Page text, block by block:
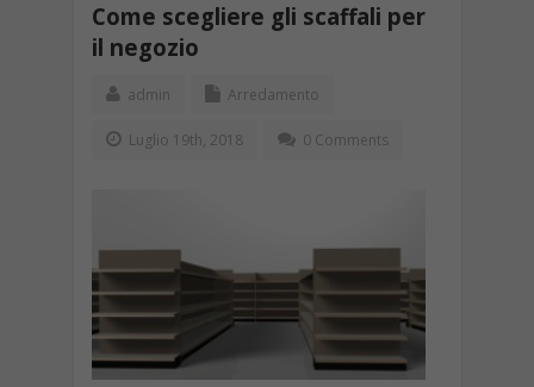
Come scegliere gli scaffali per
il negozio
admin Arredamento
Luglio 19th, 2018 0 Comments